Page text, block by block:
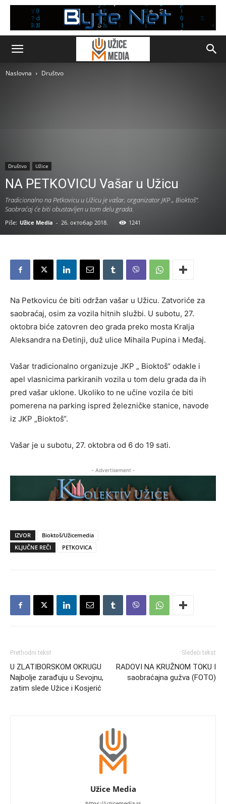
Naslovna Društvo
Društvo Užice
NA PETKOVICU Vašar u Užicu
Tradicionalno na Petkovicu u Užicu je vašar, organizator JKP „ Bioktoš“.
Saobraćaj će biti obustavljen u tom delu grada.
Piše: Užice Media - 26. октобар 2018. 1241
Na Petkovicu će biti održan vašar u Užicu. Zatvoriće za
saobraćaj, osim za vozila hitnih službi. U subotu, 27.
oktobra biće zatovren deo grada preko mosta Kralja
Aleksandra na Đetinji, duž ulice Mihaila Pupina i Međaj.
Vašar tradicionalno organizuje JKP „ Bioktoš“ odakle i
apel vlasnicima parkiranih vozila u tom delu grada da ih
pred vašar uklone. Ukoliko to ne učine vozila će biti
pomerena na parking ispred železničke stanice, navode
iz JKP „Bioktoš“.
Vašar je u subotu, 27. oktobra od 6 do 19 sati.
- Advertisement -
IZVOR
Bioktoš/Užicemedia
KLJUČNE REČI
PETKOVICA
Prethodni tekst
U ZLATIBORSKOM OKRUGU
Najbolje zarađuju u Sevojnu,
zatim slede Užice i Kosjerić
Sledeći tekst
RADOVI NA KRUŽNOM TOKU I
saobraćajna gužva (FOTO)
Užice Media